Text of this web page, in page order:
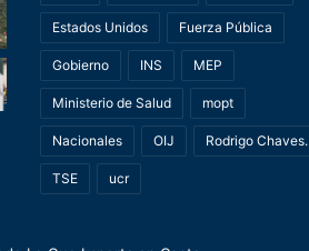
Estados Unidos Fuerza Pública
Gobierno INS MEP
Ministerio de Salud mopt
Nacionales OIJ Rodrigo Chaves.
TSE ucr